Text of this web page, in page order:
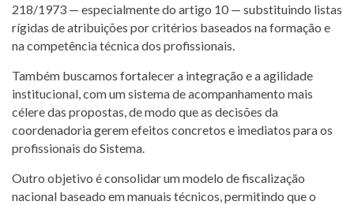
218/1973 — especialmente do artigo 10 — substituindo listas
rígidas de atribuições por critérios baseados na formação e
na competência técnica dos profissionais.
Também buscamos fortalecer a integração e a agilidade
institucional, com um sistema de acompanhamento mais
célere das propostas, de modo que as decisões da
coordenadoria gerem efeitos concretos e imediatos para os
profissionais do Sistema.
Outro objetivo é consolidar um modelo de fiscalização
nacional baseado em manuais técnicos, permitindo que o